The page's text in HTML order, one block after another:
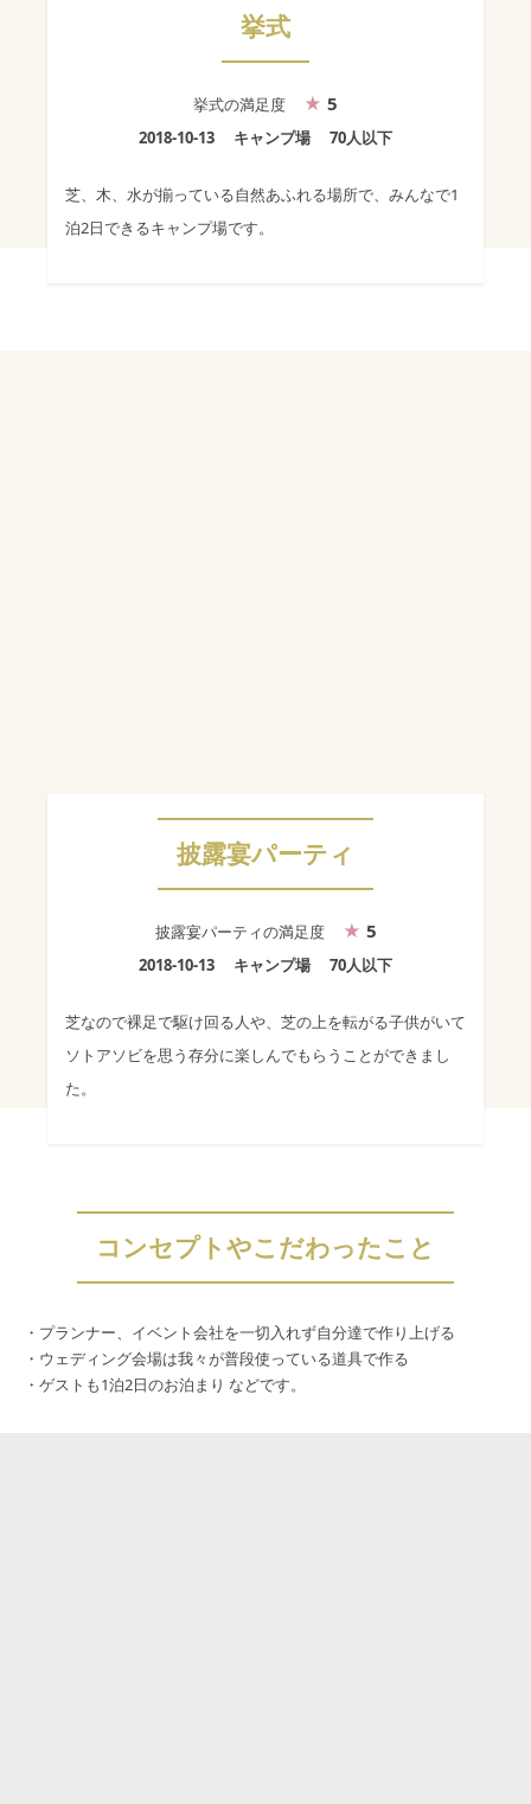
挙式
挙式の満足度 5
2018-10-13 キャンプ場 70人以下
芝、木、水が揃っている自然あふれる場所で、みんなで1
泊2日できるキャンプ場です。
披露宴パーティ
披露宴パーティの満足度 5
2018-10-13 キャンプ場 70人以下
芝なので裸足で駆け回る人や、芝の上を転がる子供がいて
ソトアソビを思う存分に楽しんでもらうことができまし
た。
コンセプトやこだわったこと
・プランナー、イベント会社を一切入れず自分達で作り上げる
・ウェディング会場は我々が普段使っている道具で作る
・ゲストも1泊2日のお泊まり などです。